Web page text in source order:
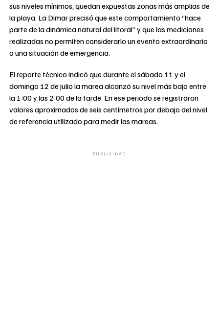
sus niveles mínimos, quedan expuestas zonas más amplias de
la playa. La Dimar precisó que este comportamiento “hace
parte de la dinámica natural del litoral” y que las mediciones
realizadas no permiten considerarlo un evento extraordinario
o una situación de emergencia.
El reporte técnico indicó que durante el sábado 11 y el
domingo 12 de julio la marea alcanzó su nivel más bajo entre
la 1:00 y las 2:00 de la tarde. En ese periodo se registraron
valores aproximados de seis centímetros por debajo del nivel
de referencia utilizado para medir las mareas.
PUBLICIDAD